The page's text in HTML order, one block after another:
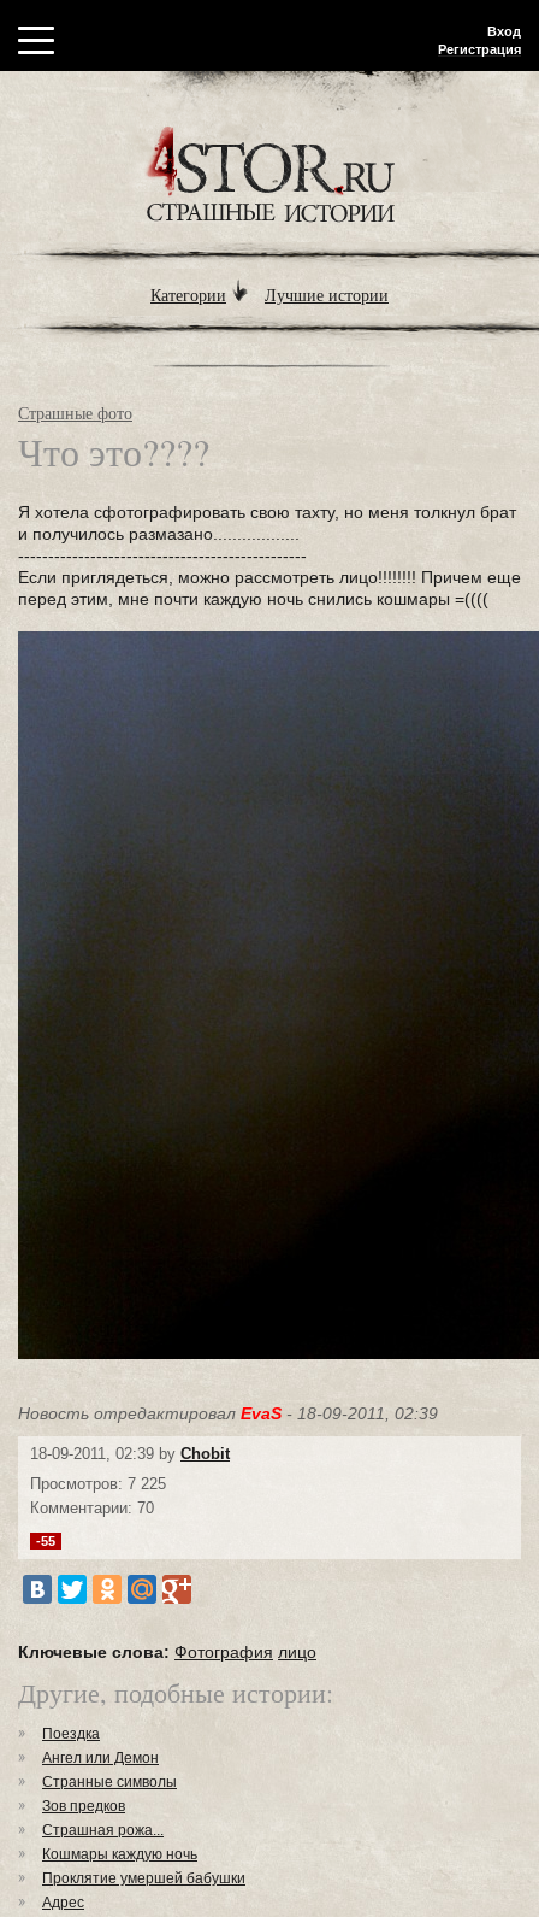
Вход
Регистрация
Категории Лучшие истории
Страшные фото
Что это????
Я хотела сфотографировать свою тахту, но меня толкнул брат
и получилось размазано..................
------------------------------------------------
Если приглядеться, можно рассмотреть лицо!!!!!!!! Причем еще
перед этим, мне почти каждую ночь снились кошмары =((((
Новость отредактировал EvaS - 18-09-2011, 02:39
18-09-2011, 02:39 by Chobit
Просмотров: 7 225
Комментарии: 70
-55
Ключевые слова: Фотография лицо
Другие, подобные истории:
Поездка
Ангел или Демон
Странные символы
Зов предков
Страшная рожа...
Кошмары каждую ночь
Проклятие умершей бабушки
Адрес